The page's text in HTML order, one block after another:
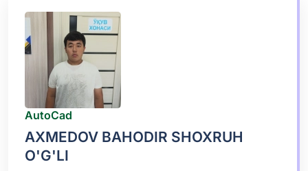
AutoCad
AXMEDOV BAHODIR SHOXRUH
O'G'LI